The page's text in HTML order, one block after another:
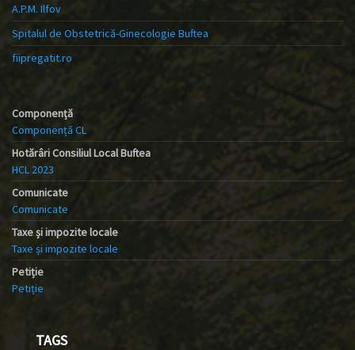
A.P.M. Ilfov
Spitalul de Obstetrică-Ginecologie Buftea
fiipregatit.ro
Componență
Componență CL
Hotărâri Consiliul Local Buftea
HCL 2023
Comunicate
Comunicate
Taxe și impozite locale
Taxe și impozite locale
Petiție
Petiție
TAGS